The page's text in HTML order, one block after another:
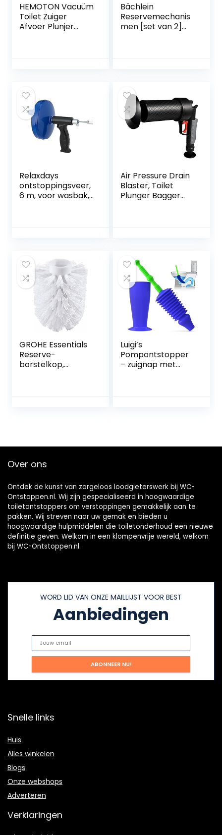
HEMOTON Vacuüm
Toilet Zuiger
Afvoer Plunjer
Ontstopper
Gootsteenontstop
per Hout Douche
Kolom Universeel
Bächlein
Reservemechanis
men [set van 2]
Relaxdays
ontstoppingsveer,
6 m, voor wasbak,
Air Pressure Drain
Blaster, Toilet
Plunger Bagger
GROHE Essentials
Reserve-
borstelkop,
Luigi’s
Pompontstopper
– zuignap met
Over ons
Ontdek de kunst van zorgeloos loodgieterswerk bij WC-
Ontstoppen.nl. Wij zijn gespecialiseerd in hoogwaardige
toiletontstoppers om verstoppingen gemakkelijk aan te
pakken. Wij streven naar uw gemak en bieden u
hoogwaardige hulpmiddelen die toiletonderhoud een nieuwe
definitie geven. Welkom in een klompenvrije wereld, welkom
bij WC-Ontstoppen.nl.
WORD LID VAN ONZE MAILLIJST VOOR BEST
Aanbiedingen
Snelle links
Huis
Alles winkelen
Blogs
Onze webshops
Adverteren
Verklaringen